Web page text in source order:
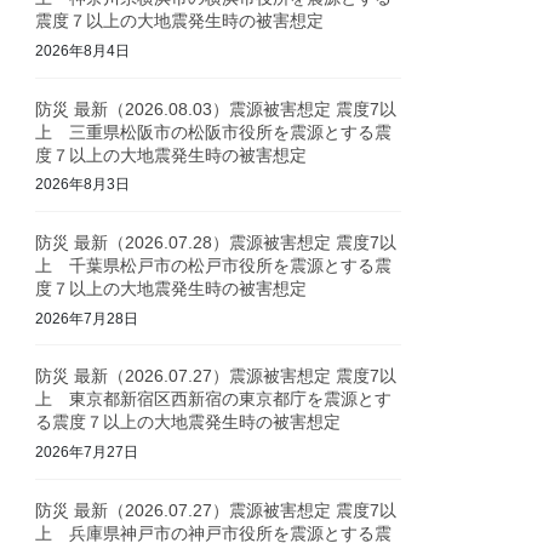
震度７以上の大地震発生時の被害想定
2026年8月4日
防災 最新（2026.08.03）震源被害想定 震度7以
上 三重県松阪市の松阪市役所を震源とする震
度７以上の大地震発生時の被害想定
2026年8月3日
防災 最新（2026.07.28）震源被害想定 震度7以
上 千葉県松戸市の松戸市役所を震源とする震
度７以上の大地震発生時の被害想定
2026年7月28日
防災 最新（2026.07.27）震源被害想定 震度7以
上 東京都新宿区西新宿の東京都庁を震源とす
る震度７以上の大地震発生時の被害想定
2026年7月27日
防災 最新（2026.07.27）震源被害想定 震度7以
上 兵庫県神戸市の神戸市役所を震源とする震